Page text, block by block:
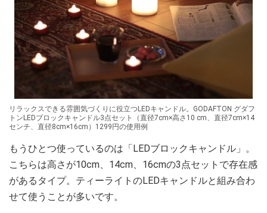
リラックスできる雰囲気づくりに役立つLEDキャンドル。GODAFTON グダフ
トンLEDブロックキャンドル3点セット（直径7cm×高さ10 cm、直径7cm×14
センチ、直径8cm×16cm）1299円の使用例
もうひとつ使っているのは「LEDブロックキャンドル」。
こちらは高さが10cm、14cm、16cmの3点セットで存在感
があるタイプ。ティーライトのLEDキャンドルと組み合わ
せて使うことが多いです。